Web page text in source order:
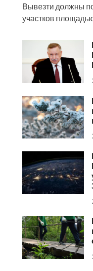
Вывезти должны
участков